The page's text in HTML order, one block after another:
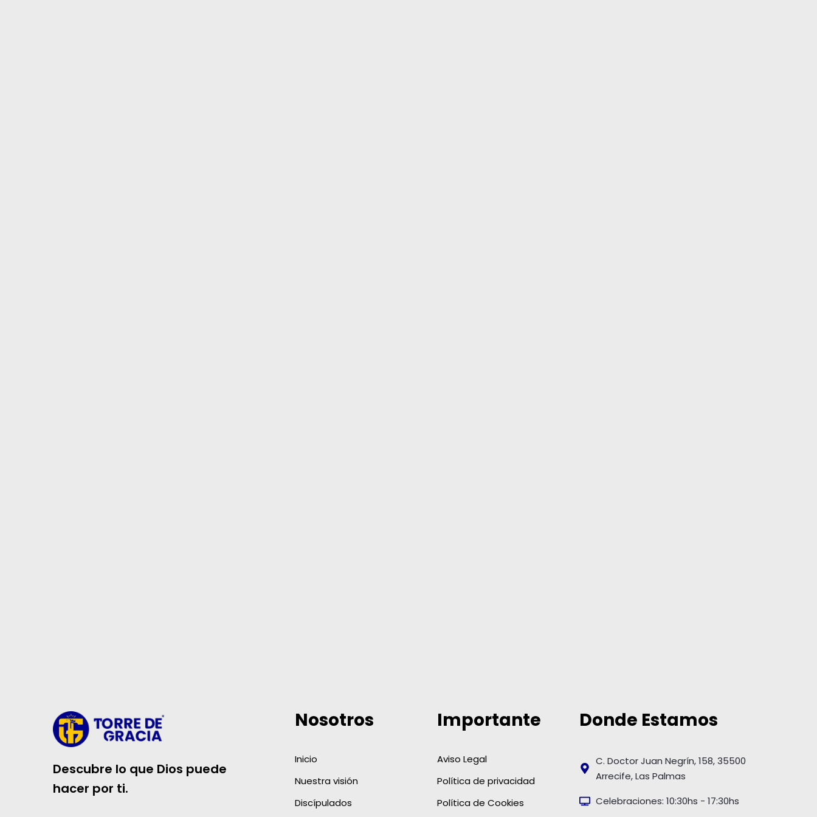
Descubre lo que Dios puede
hacer por ti.
Nosotros
Inicio
Nuestra visión
Discípulados
Importante
Aviso Legal
Política de privacidad
Política de Cookies
Donde Estamos
C. Doctor Juan Negrín, 158, 35500
Arrecife, Las Palmas
Celebraciones: 10:30hs - 17:30hs